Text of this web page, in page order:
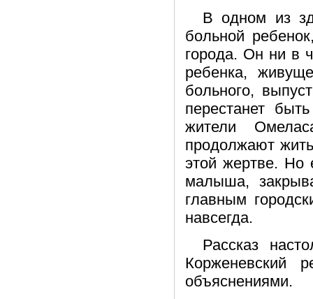
В одном из
больной
города. Он ни в
ребенка,
больного,
перестанет
жители
продолжают
этой жертве. Но
малыша,
главным
навсегда.
Рассказ
Корженевский
объяснениями.